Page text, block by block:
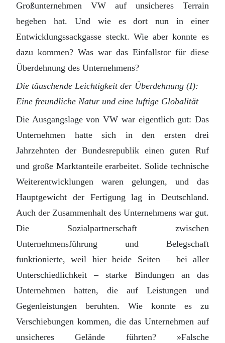
Großunternehmen VW auf unsicheres Terrain
begeben hat. Und wie es dort nun in einer
Entwicklungssackgasse steckt. Wie aber konnte es
dazu kommen? Was war das Einfallstor für diese
Überdehnung des Unternehmens?
Die täuschende Leichtigkeit der Überdehnung (I):
Eine freundliche Natur und eine luftige Globalität
Die Ausgangslage von VW war eigentlich gut: Das
Unternehmen hatte sich in den ersten drei
Jahrzehnten der Bundesrepublik einen guten Ruf
und große Marktanteile erarbeitet. Solide technische
Weiterentwicklungen waren gelungen, und das
Hauptgewicht der Fertigung lag in Deutschland.
Auch der Zusammenhalt des Unternehmens war gut.
Die Sozialpartnerschaft zwischen
Unternehmensführung und Belegschaft
funktionierte, weil hier beide Seiten – bei aller
Unterschiedlichkeit – starke Bindungen an das
Unternehmen hatten, die auf Leistungen und
Gegenleistungen beruhten. Wie konnte es zu
Verschiebungen kommen, die das Unternehmen auf
unsicheres Gelände führten? »Falsche